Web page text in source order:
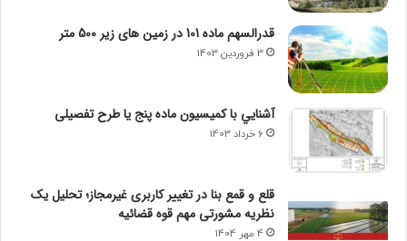
قدرالسهم ماده 101 در زمین های زیر 500 متر
3 فروردین 1403
آشنايي با كميسيون ماده پنج یا طرح تفصیلی
6 خرداد 1403
قلع و قمع بنا در تغییر کاربری غیرمجاز؛ تحلیل یک
نظریه مشورتی مهم قوه قضائیه
4 مهر 1404